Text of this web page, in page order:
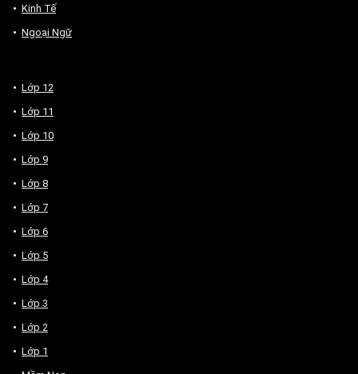
Kinh Tế
Ngoại Ngữ
Lớp 12
Lớp 11
Lớp 10
Lớp 9
Lớp 8
Lớp 7
Lớp 6
Lớp 5
Lớp 4
Lớp 3
Lớp 2
Lớp 1